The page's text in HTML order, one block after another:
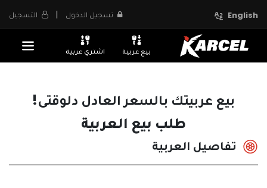
English تسجيل الدخول | التسجيل
بيع عربية اشتري عربية
بيع عربيتك بالسعر العادل دلوقتى!
طلب بيع العربية
تفاصيل العربية